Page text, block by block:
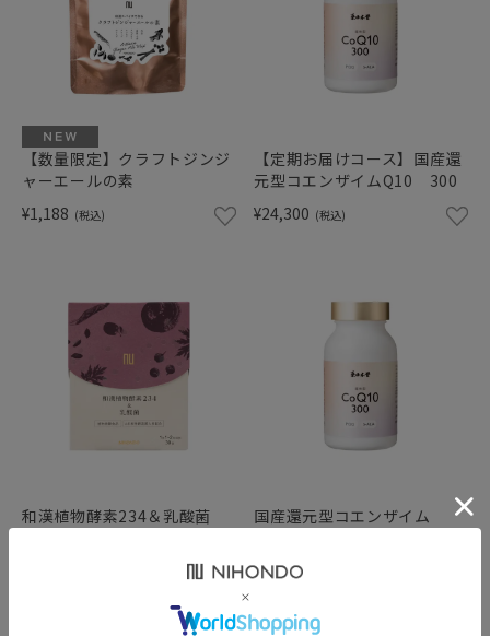
【数量限定】クラフトジンジ
ャーエールの素
¥1,188 (税込)
【定期お届けコース】国産還
元型コエンザイムQ10 300
¥24,300 (税込)
和漢植物酵素234＆乳酸菌
国産還元型コエンザイム
¥27,000